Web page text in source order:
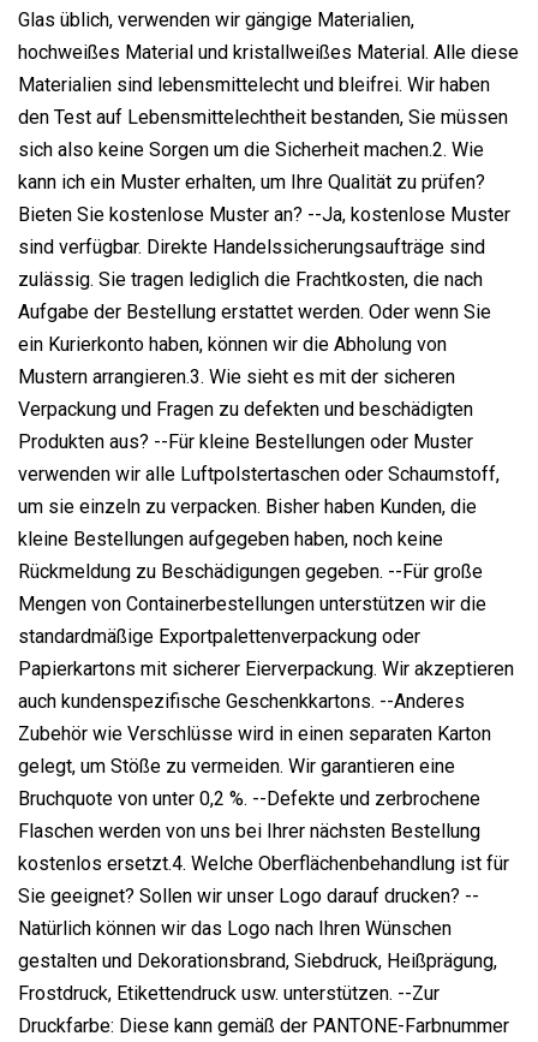
Glas üblich, verwenden wir gängige Materialien,
hochweißes Material und kristallweißes Material. Alle diese
Materialien sind lebensmittelecht und bleifrei. Wir haben
den Test auf Lebensmittelechtheit bestanden, Sie müssen
sich also keine Sorgen um die Sicherheit machen.2. Wie
kann ich ein Muster erhalten, um Ihre Qualität zu prüfen?
Bieten Sie kostenlose Muster an? --Ja, kostenlose Muster
sind verfügbar. Direkte Handelssicherungsaufträge sind
zulässig. Sie tragen lediglich die Frachtkosten, die nach
Aufgabe der Bestellung erstattet werden. Oder wenn Sie
ein Kurierkonto haben, können wir die Abholung von
Mustern arrangieren.3. Wie sieht es mit der sicheren
Verpackung und Fragen zu defekten und beschädigten
Produkten aus? --Für kleine Bestellungen oder Muster
verwenden wir alle Luftpolstertaschen oder Schaumstoff,
um sie einzeln zu verpacken. Bisher haben Kunden, die
kleine Bestellungen aufgegeben haben, noch keine
Rückmeldung zu Beschädigungen gegeben. --Für große
Mengen von Containerbestellungen unterstützen wir die
standardmäßige Exportpalettenverpackung oder
Papierkartons mit sicherer Eierverpackung. Wir akzeptieren
auch kundenspezifische Geschenkkartons. --Anderes
Zubehör wie Verschlüsse wird in einen separaten Karton
gelegt, um Stöße zu vermeiden. Wir garantieren eine
Bruchquote von unter 0,2 %. --Defekte und zerbrochene
Flaschen werden von uns bei Ihrer nächsten Bestellung
kostenlos ersetzt.4. Welche Oberflächenbehandlung ist für
Sie geeignet? Sollen wir unser Logo darauf drucken? --
Natürlich können wir das Logo nach Ihren Wünschen
gestalten und Dekorationsbrand, Siebdruck, Heißprägung,
Frostdruck, Etikettendruck usw. unterstützen. --Zur
Druckfarbe: Diese kann gemäß der PANTONE-Farbnummer